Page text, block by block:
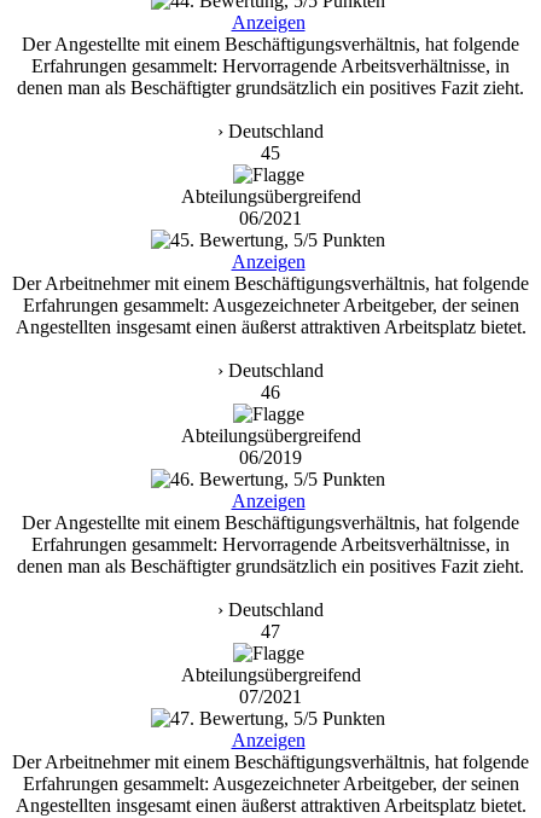
Anzeigen
Der Angestellte mit einem Beschäftigungsverhältnis, hat folgende
Erfahrungen gesammelt: Hervorragende Arbeitsverhältnisse, in
denen man als Beschäftigter grundsätzlich ein positives Fazit zieht.
› Deutschland
45
Abteilungsübergreifend
06/2021
Anzeigen
Der Arbeitnehmer mit einem Beschäftigungsverhältnis, hat folgende
Erfahrungen gesammelt: Ausgezeichneter Arbeitgeber, der seinen
Angestellten insgesamt einen äußerst attraktiven Arbeitsplatz bietet.
› Deutschland
46
Abteilungsübergreifend
06/2019
Anzeigen
Der Angestellte mit einem Beschäftigungsverhältnis, hat folgende
Erfahrungen gesammelt: Hervorragende Arbeitsverhältnisse, in
denen man als Beschäftigter grundsätzlich ein positives Fazit zieht.
› Deutschland
47
Abteilungsübergreifend
07/2021
Anzeigen
Der Arbeitnehmer mit einem Beschäftigungsverhältnis, hat folgende
Erfahrungen gesammelt: Ausgezeichneter Arbeitgeber, der seinen
Angestellten insgesamt einen äußerst attraktiven Arbeitsplatz bietet.